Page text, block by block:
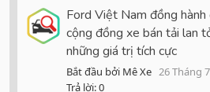
Ford Việt Nam đồng hành
cộng đồng xe bán tải lan
những giá trị tích cực
Bắt đầu bởi Mê Xe 26 Tháng
Trả lời: 0